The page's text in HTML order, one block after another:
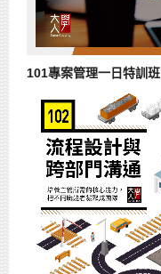
101專案管理一日特訓班